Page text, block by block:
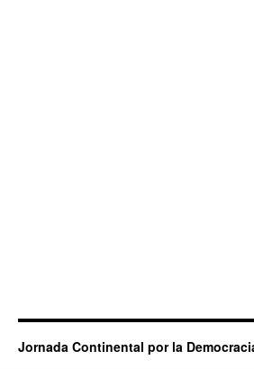
Jornada Continental por la